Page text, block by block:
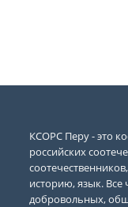
КСОРС Перу - это
российских
историю, язык.
добровольных,